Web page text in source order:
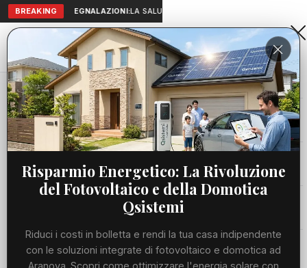
BREAKING SEGNALAZIONI:LA SALUTE A PORTATA DI MANO:
Aranova • NET
PORTALE UTILE AL TERRITORIO
Home
Cronaca
Viabilità
Meteo
Cronaca Imminente divieto di transito su uno svincolo...
CRONACA
Imminente divieto di transito su
uno svincolo dell’Autostrada del
Sole a nord della capitale
MARTEDÌ, 07 LUGLIO 2026
64 LETTURE
Risparmio Energetico: La Rivoluzione
del Fotovoltaico e della Domotica
Qsistemi
Riduci i costi in bolletta e rendi la tua casa indipendente
con le soluzioni integrate di fotovoltaico e domotica ad
Aranova. Scopri come ottimizzare l'energia solare con